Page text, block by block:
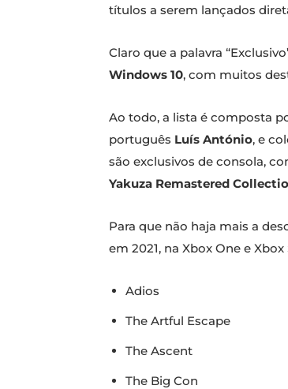
títulos a serem lançados
Claro que a palavra
Windows 10, com muitos
Ao todo, a lista é composta
português Luís António, e
são exclusivos de consola,
Yakuza Remastered
Para que não haja mais a
em 2021, na Xbox One e
Adios
The Artful Escape
The Ascent
The Big Con